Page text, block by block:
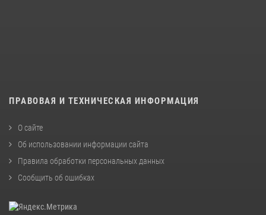
ПРАВОВАЯ И ТЕХНИЧЕСКАЯ ИНФОРМАЦИЯ
О сайте
Об использовании информации сайта
Правила обработки персональных данных
Сообщить об ошибках